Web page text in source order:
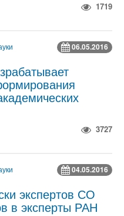
1719
06.05.2016
3727
04.05.2016
экспертов СО
в эксперты РАН